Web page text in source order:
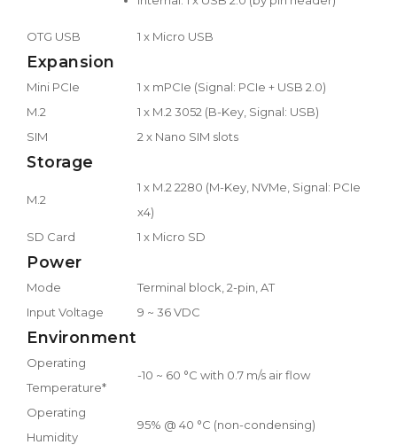
OTG USB 1 x Micro USB
Expansion
Mini PCIe
1 x mPCIe (Signal: PCIe + USB 2.0)
M.2
1 x M.2 3052 (B-Key, Signal: USB)
SIM
2 x Nano SIM slots
Storage
M.2
1 x M.2 2280 (M-Key, NVMe, Signal: PCIe
x4)
SD Card
1 x Micro SD
Power
Mode
Terminal block, 2-pin, AT
Input Voltage
9 ~ 36 VDC
Environment
Operating
Temperature*
-10 ~ 60 °C with 0.7 m/s air flow
Operating
Humidity
95% @ 40 °C (non-condensing)